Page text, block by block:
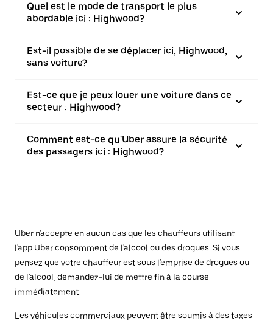
Quel est le mode de transport le plus
abordable ici : Highwood?
Est-il possible de se déplacer ici, Highwood,
sans voiture?
Est-ce que je peux louer une voiture dans ce
secteur : Highwood?
Comment est-ce qu'Uber assure la sécurité
des passagers ici : Highwood?
Uber n'accepte en aucun cas que les chauffeurs utilisant
l'app Uber consomment de l'alcool ou des drogues. Si vous
pensez que votre chauffeur est sous l'emprise de drogues ou
de l'alcool, demandez-lui de mettre fin à la course
immédiatement.
Les véhicules commerciaux peuvent être soumis à des taxes